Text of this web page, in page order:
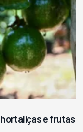
e frutas